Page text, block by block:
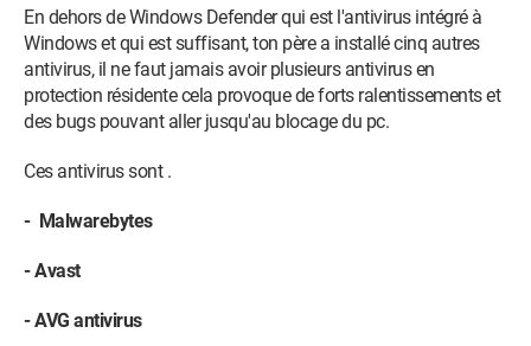
En dehors de Windows Defender qui est l'antivirus intégré à
Windows et qui est suffisant, ton père a installé cinq autres
antivirus, il ne faut jamais avoir plusieurs antivirus en
protection résidente cela provoque de forts ralentissements et
des bugs pouvant aller jusqu'au blocage du pc.
Ces antivirus sont .
- Malwarebytes
- Avast
- AVG antivirus